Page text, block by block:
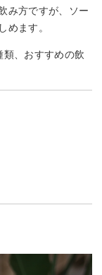
み方ですが、ソー
めます。
、おすすめの飲